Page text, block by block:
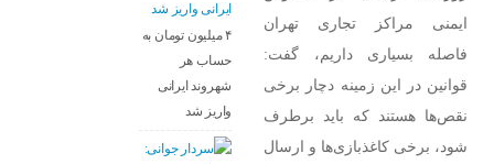
ایمنی مراکز تجاری تهران
فاصله بسیاری داریم، گفت:
قوانین در این زمینه دچار برخی
نقص‌ها هستند که باید برطرف
شود، برخی کاغذبازی‌ها و ارسال
۴ میلیون تومان به
حساب هر
شهروند ایرانی
واریز شد